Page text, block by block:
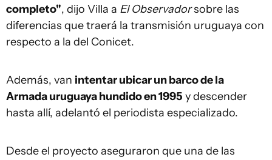
completo", dijo Villa a El Observadorsobre las
diferencias que traerá la transmisión uruguaya con
respecto a la del Conicet.
Además, van intentar ubicar un barco de la
Armada uruguaya hundido en 1995 y descender
hasta allí, adelantó el periodista especializado.
Desde el proyecto aseguraron que una de las